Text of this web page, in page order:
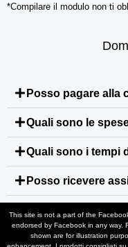
*Compilare il modulo non ti
Posso pagare alla
Quali sono le
Quali sono i tempi
Posso ricevere
This site is not a part of the
endorsed by Facebook in any way.
shown are for illustration